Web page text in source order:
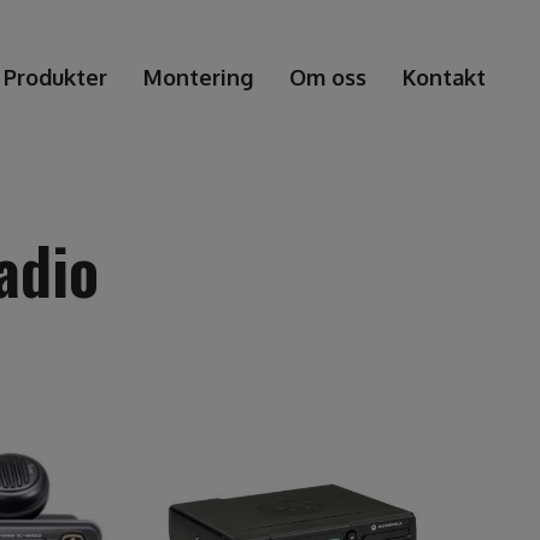
Produkter Montering Om oss Kontakt